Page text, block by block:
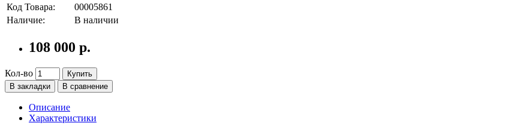
Код Товара:
00005861
Наличие:
В наличии
108 000 р.
Кол-во
Купить
В закладки
В сравнение
Описание
Характеристики